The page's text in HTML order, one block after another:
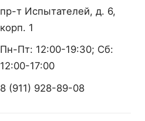
пр-т Испытателей, д. 6,
корп. 1
Пн-Пт: 12:00-19:30; Сб:
12:00-17:00
8 (911) 928-89-08